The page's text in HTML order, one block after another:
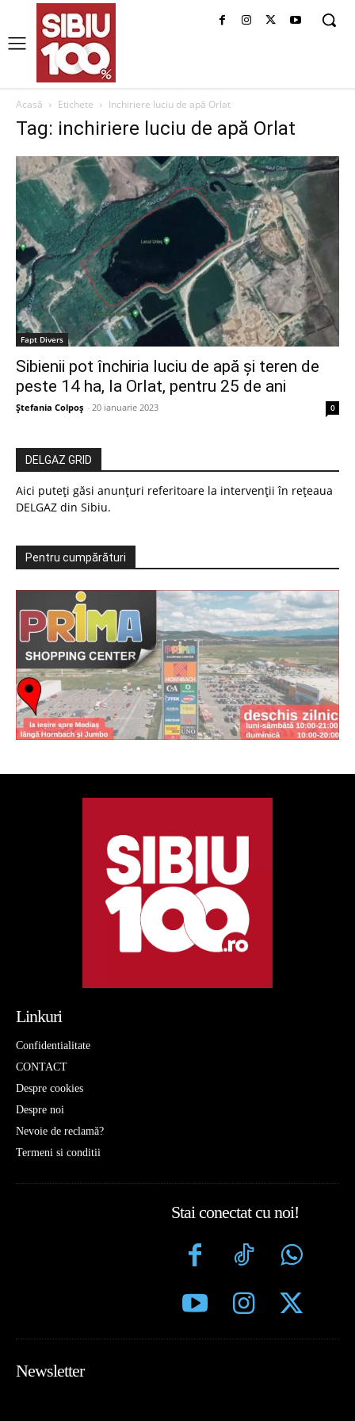
Acasă Etichete Inchiriere luciu de apă Orlat
Tag: inchiriere luciu de apă Orlat
Fapt Divers
Sibienii pot închiria luciu de apă și teren de
peste 14 ha, la Orlat, pentru 25 de ani
Ștefania Colpoș - 20 ianuarie 2023 0
DELGAZ GRID
Aici puteți găsi anunțuri referitoare la intervenții în rețeaua
DELGAZ din Sibiu.
Pentru cumpărături
Linkuri
Confidentialitate
CONTACT
Despre cookies
Despre noi
Nevoie de reclamă?
Termeni si conditii
Stai conectat cu noi!
Newsletter